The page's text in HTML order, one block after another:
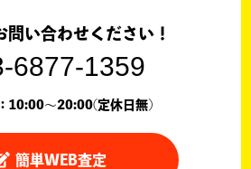
問い合わせください！
6877-1359
10:00〜20:00(定休日無)
簡単WEB査定